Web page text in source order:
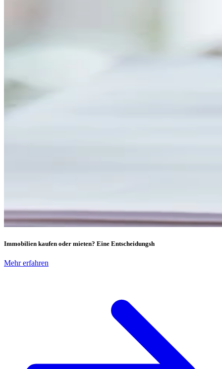
Immobilien kaufen oder mieten? Eine Entscheidungsh
Mehr erfahren